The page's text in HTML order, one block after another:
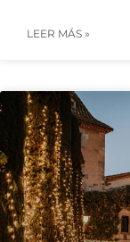
LEER MÁS »